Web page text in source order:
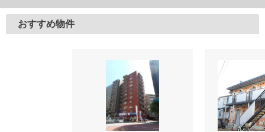
おすすめ物件